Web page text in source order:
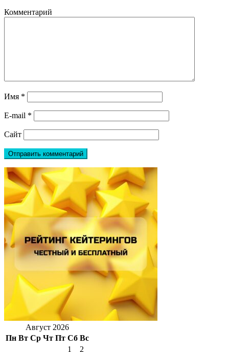
Комментарий
Имя *
E-mail *
Сайт
Август 2026
Пн Вт Ср Чт Пт Сб Вс
1
2